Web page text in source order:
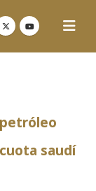
saudí